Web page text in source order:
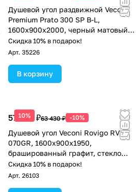
Душевой угол раздвижной Veconi
Premium Prato 300 SP B-L,
1600х900x2000, черный матовый,
стекло прозрачное
Скидка 10% в подарок!
Арт. 35226
В корзину
10%
57 087 ₽63 430 ₽ -10%
Душевой угол Veconi Rovigo RV-
070GR, 1600х900х1950,
брашированный графит, стекло
прозрачное
Скидка 10% в подарок!
Арт. 26103